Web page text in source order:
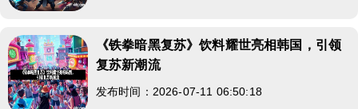
《铁拳暗黑复苏》饮料耀世亮相韩国，引领
复苏新潮流
发布时间：2026-07-11 06:50:18